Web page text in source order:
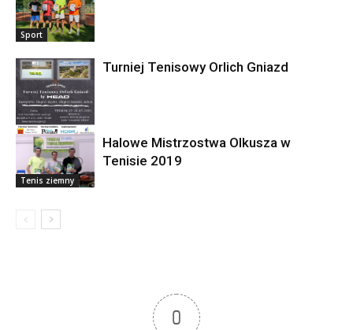
Sport
Newsy
Turniej Tenisowy Orlich Gniazd
Tenis ziemny
Halowe Mistrzostwa Olkusza w
Tenisie 2019
0